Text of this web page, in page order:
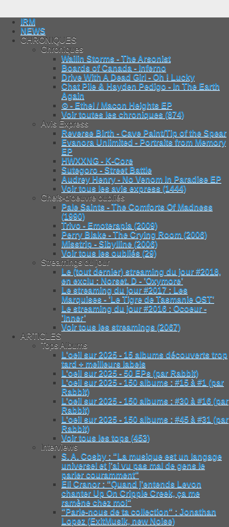
IRM
NEWS
CHRONIQUES
Chroniques
Wailin Storms - The Arsonist
Boards of Canada - Inferno
Drive With A Dead Girl - Oh ! Lucky
Chat Pile & Hayden Pedigo - In The Earth
Again
⊙ - Ethel / Macon Heights EP
Voir toutes les chroniques (874)
Avis Express
Reverse Birth - Cave Paint/Tip of the Spear
Evanora Unlimited - Portraits from Memory
EP
HWXXNG - K-Core
Sutegoro - Street Battle
Audrey Henry - No Venom In Paradise EP
Voir tous les avis express (1444)
Chefs-d'oeuvre oubliés
Pale Saints - The Comforts Of Madness
(1990)
Trivo - Emoterapia (2009)
Perry Blake - The Crying Room (2006)
Misstrip - Sibylline (2006)
Voir tous les oubliés (29)
Streamings du jour
Le (tout dernier) streaming du jour #2018,
en exclu : Norset. D - ’Oxymore’
Le streaming du jour #2017 : Les
Marquises - ’Le Tigre de Tasmanie OST’
Le streaming du jour #2016 : Ocoeur -
’Inner’
Voir tous les streamings (2067)
ARTICLES
Tops Albums
L’oeil sur 2025 - 15 albums découverts trop
tard + meilleurs labels
L’oeil sur 2025 - 50 EPs (par Rabbit)
L’oeil sur 2025 - 150 albums : #15 à #1 (par
Rabbit)
L’oeil sur 2025 - 150 albums : #30 à #16 (par
Rabbit)
L’oeil sur 2025 - 150 albums : #45 à #31 (par
Rabbit)
Voir tous les tops (453)
Interviews
S. A. Cosby : "La musique est un langage
universel et j’ai vu pas mal de gens le
parler couramment"
Eli Cranor : "Quand j’entends Levon
chanter Up On Cripple Creek, ça me
ramène chez moi"
"Parle-nous de ta collection" : Jonathan
Lopez (ExitMusik, new Noise)